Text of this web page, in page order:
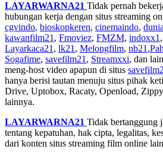
LAYARWARNA21 Tidak pernah
hubungan kerja dengan situs streaming
cgvindo, bioskopkeren, cinemaindo,
kawanfilm21 , Fmoviez, FMZM, indoxx1 ,
Layarkaca21 , lk21 , Melongfilm, nb21 ,
Sogafime, savefilm21 , Streamxxi, dan
meng-host video apapun di situs
hanya berisi tautan menuju situs pihak
Drive, Uptobox, Racaty, Openload,
lainnya.
LAYARWARNA21 Tidak bertanggung
tentang kepatuhan, hak cipta, legalitas,
dari konten situs streaming film online